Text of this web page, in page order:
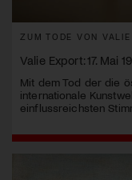
ZUM TODE VON VALIE
Valie Export: 17. Mai
Mit dem Tod der die
internationale
einflussreichsten